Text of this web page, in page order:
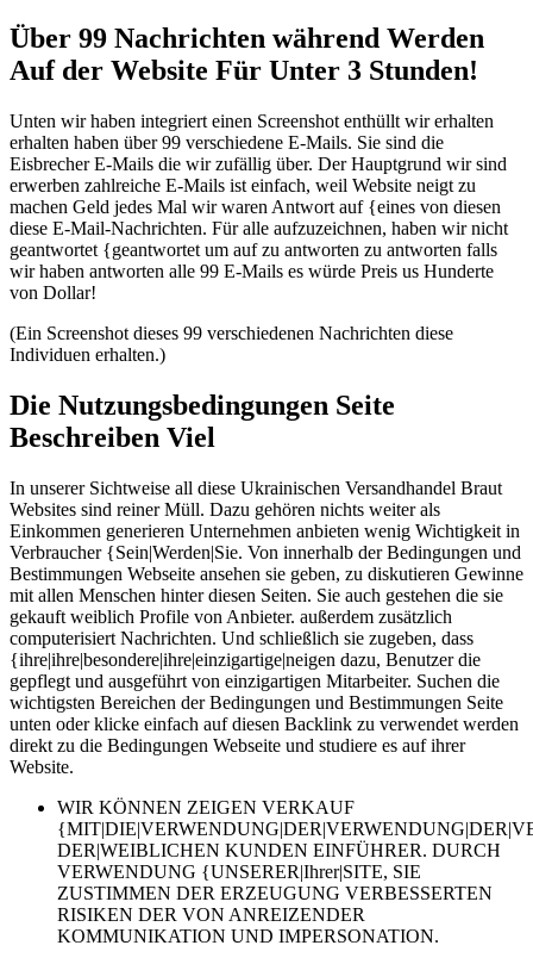
Über 99 Nachrichten während Werden
Auf der Website Für Unter 3 Stunden!
Unten wir haben integriert einen Screenshot enthüllt wir erhalten
erhalten haben über 99 verschiedene E-Mails. Sie sind die
Eisbrecher E-Mails die wir zufällig über. Der Hauptgrund wir sind
erwerben zahlreiche E-Mails ist einfach, weil Website neigt zu
machen Geld jedes Mal wir waren Antwort auf {eines von diesen
diese E-Mail-Nachrichten. Für alle aufzuzeichnen, haben wir nicht
geantwortet {geantwortet um auf zu antworten zu antworten falls
wir haben antworten alle 99 E-Mails es würde Preis us Hunderte
von Dollar!
(Ein Screenshot dieses 99 verschiedenen Nachrichten diese
Individuen erhalten.)
Die Nutzungsbedingungen Seite
Beschreiben Viel
In unserer Sichtweise all diese Ukrainischen Versandhandel Braut
Websites sind reiner Müll. Dazu gehören nichts weiter als
Einkommen generieren Unternehmen anbieten wenig Wichtigkeit in
Verbraucher {Sein|Werden|Sie. Von innerhalb der Bedingungen und
Bestimmungen Webseite ansehen sie geben, zu diskutieren Gewinne
mit allen Menschen hinter diesen Seiten. Sie auch gestehen die sie
gekauft weiblich Profile von Anbieter. außerdem zusätzlich
computerisiert Nachrichten. Und schließlich sie zugeben, dass
{ihre|ihre|besondere|ihre|einzigartige|neigen dazu, Benutzer die
gepflegt und ausgeführt von einzigartigen Mitarbeiter. Suchen die
wichtigsten Bereichen der Bedingungen und Bestimmungen Seite
unten oder klicke einfach auf diesen Backlink zu verwendet werden
direkt zu die Bedingungen Webseite und studiere es auf ihrer
Website.
WIR KÖNNEN ZEIGEN VERKAUF
DER|WEIBLICHEN KUNDEN EINFÜHRER. DURCH
VERWENDUNG {UNSERER|Ihrer|SITE, SIE
ZUSTIMMEN DER ERZEUGUNG VERBESSERTEN
RISIKEN DER VON ANREIZENDER
KOMMUNIKATION UND IMPERSONATION.